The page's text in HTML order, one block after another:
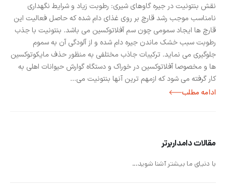
نقش بنتونیت در جیره گاوهای شیری: رطوبت زیاد و شرایط نگهداری
نامناسب موجب رشد قارچ بر روی غذای دام شده که حاصل فعالیت این
قارچ ها ایجاد سمومی چون سم آفلاتوکسین می باشد. بنتونیت با جذب
رطوبت سبب خشک ماندن جیره دام شده و از آلودگی آن به سموم
جلوگیری می نماید. ترکیبات جاذب مختلفی به منظور حذف مایکوتوکسین
ها و مخصوصا آفلاتوکسین در خوراک و دستگاه گوارش حیوانات اهلی به
کار گرفته می شود که ازمهم ترین آنها بنتونیت می...
مقالات دامداربرتر
با دنیای ما بیشتر آشنا شوید...